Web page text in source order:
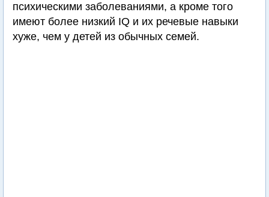
психическими заболеваниями, а кроме того
имеют более низкий IQ и их речевые навыки
хуже, чем у детей из обычных семей.